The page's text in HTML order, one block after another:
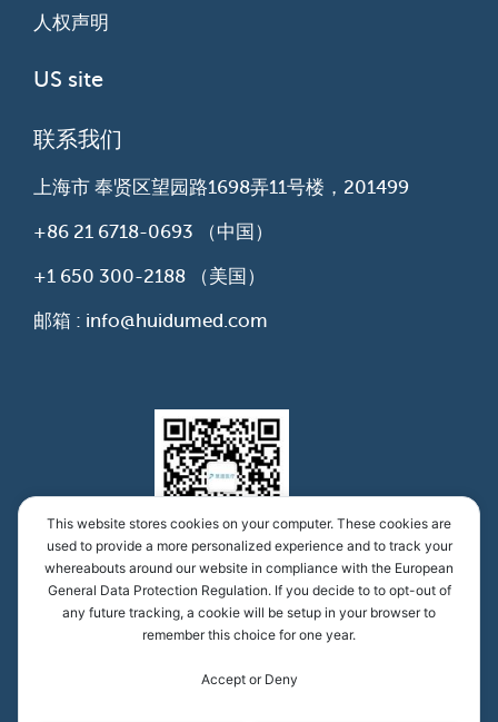
人权声明
US site
联系我们
上海市 奉贤区望园路1698弄11号楼，201499
+86 21 6718-0693 （中国）
+1 650 300-2188 （美国）
邮箱 : info@huidumed.com
This website stores cookies on your computer. These cookies are
used to provide a more personalized experience and to track your
whereabouts around our website in compliance with the European
General Data Protection Regulation. If you decide to to opt-out of
any future tracking, a cookie will be setup in your browser to
remember this choice for one year.
Accept or Deny